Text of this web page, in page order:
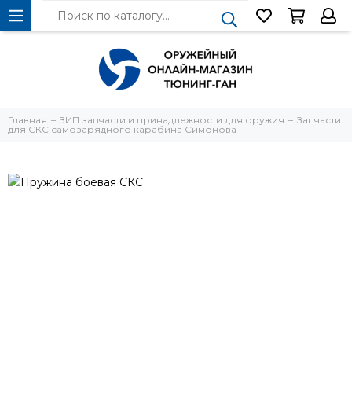
Главная ЗИП запчасти и принадлежности для оружия
Запчасти
для СКС самозарядного карабина Симонова